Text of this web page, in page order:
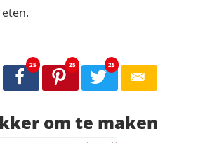
25 25 25
om te maken